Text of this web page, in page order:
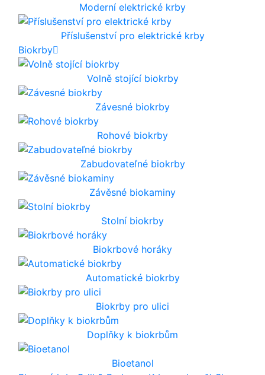
Moderní elektrické krby
Příslušenství pro elektrické krby
Biokrby
Volně stojící biokrby
Závesné biokrby
Rohové biokrby
Zabudovateľné biokrby
Závěsné biokaminy
Stolní biokrby
Biokrbové horáky
Automatické biokrby
Biokrby pro ulici
Doplňky k biokrbům
Bioetanol